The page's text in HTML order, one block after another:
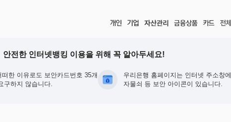
안전한 인터넷뱅킹 이용을 위해 꼭 알아두세요!
떠한 이유로도 보안카드번호 35개
구하지 않습니다.
우리은행 홈페이지는 인터넷 주소창에
자물쇠 등 보안 아이콘이 있습니다.